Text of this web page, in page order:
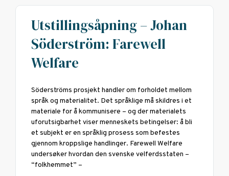
Utstillingsåpning – Johan
Söderström: Farewell
Welfare
Söderströms prosjekt handler om forholdet mellom
språk og materialitet. Det språklige må skildres i et
materiale for å kommunisere – og der materialets
uforutsigbarhet viser menneskets betingelser: å bli
et subjekt er en språklig prosess som befestes
gjennom kroppslige handlinger. Farewell Welfare
undersøker hvordan den svenske velferdsstaten –
“folkhemmet” –